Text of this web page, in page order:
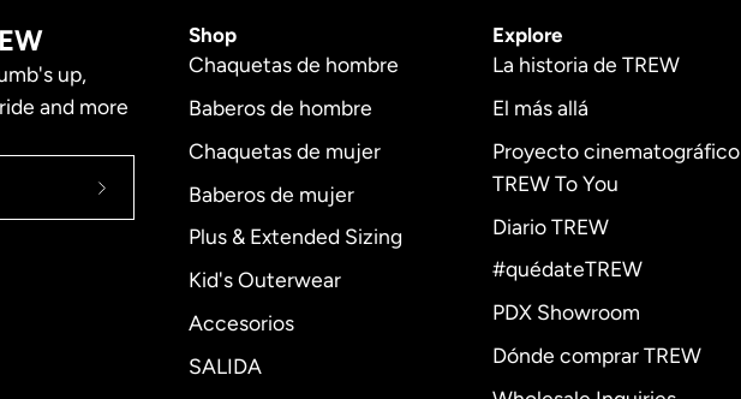
up,
and more
Suscríbete
Shop
Chaquetas de hombre
Baberos de hombre
Chaquetas de mujer
Baberos de mujer
Plus & Extended Sizing
Kid's Outerwear
Accesorios
SALIDA
Explore
La historia de TREW
El más allá
Proyecto cinematográfico
TREW To You
Diario TREW
#quédateTREW
PDX Showroom
Dónde comprar TREW